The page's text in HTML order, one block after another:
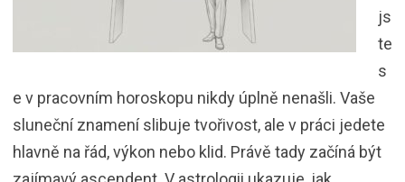
js
te
s
e v pracovním horoskopu nikdy úplně nenašli. Vaše
sluneční znamení slibuje tvořivost, ale v práci jedete
hlavně na řád, výkon nebo klid. Právě tady začíná být